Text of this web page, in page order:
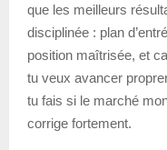
que les meilleurs
disciplinée : plan
position maîtrisée, et
tu veux avancer
tu fais si le marché
corrige fortement.